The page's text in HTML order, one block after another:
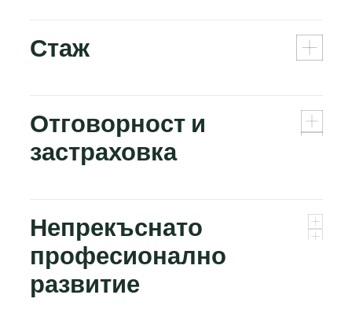
Стаж
Отговорност и
застраховка
Непрекъснато
професионално
развитие